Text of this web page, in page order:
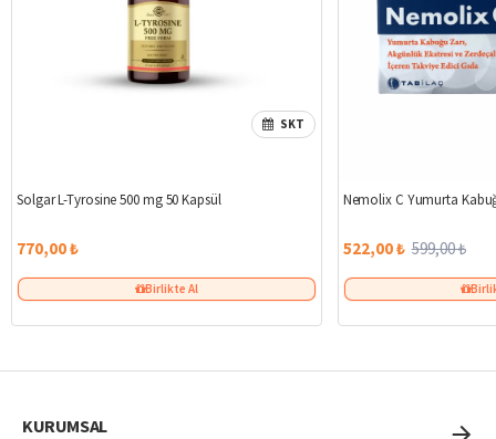
SKT
Solgar L-Tyrosine 500 mg 50 Kapsül
770,00 ₺
Birlikte Al
Nemolix C Yumurta
522,00 ₺ 599,00 ₺
KURUMSAL